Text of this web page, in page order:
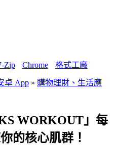
Zip Chrome 格式工廠
卓 App » 購物理財、生活應
WORKOUT」每
的核心肌群！